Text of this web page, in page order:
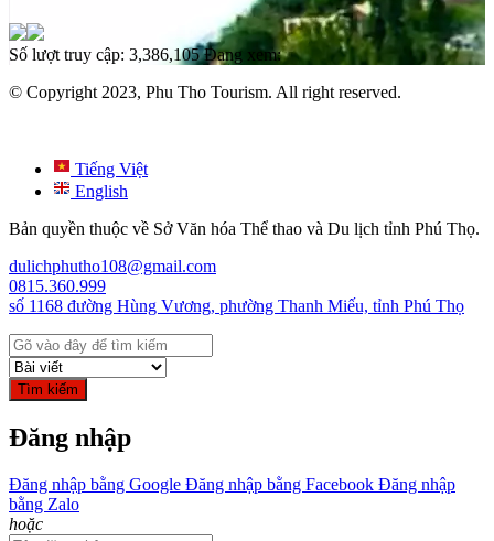
Số lượt truy cập: 3,386,105Đang xem:
© Copyright 2023, Phu Tho Tourism. All right reserved.
Tiếng Việt
English
Bản quyền thuộc về Sở Văn hóa Thể thao và Du lịch tỉnh Phú Thọ.
dulichphutho108@gmail.com
0815.360.999
số 1168 đường Hùng Vương, phường Thanh Miếu, tỉnh Phú Thọ
Tìm kiếm
Đăng nhập
Đăng nhập bằng Google Đăng nhập bằng Facebook Đăng nhập
bằng Zalo
hoặc